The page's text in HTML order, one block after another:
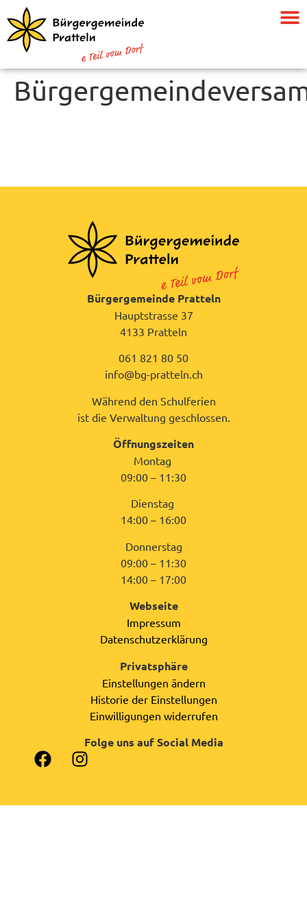
Bürgergemeinde Pratteln
Hauptstrasse 37
4133 Pratteln
061 821 80 50
info@bg-pratteln.ch
Während den Schulferien
ist die Verwaltung geschlossen.
Öffnungszeiten
Montag
09:00 – 11:30
Dienstag
14:00 – 16:00
Donnerstag
09:00 – 11:30
14:00 – 17:00
Webseite
Impressum
Datenschutzerklärung
Privatsphäre
Einstellungen ändern
Historie der Einstellungen
Einwilligungen widerrufen
Folge uns auf Social Media